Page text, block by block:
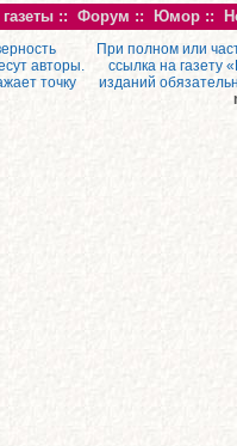
:: Форум :: Юмор ::
авторы.
точку
При полном или
ссылка на газету
изданий